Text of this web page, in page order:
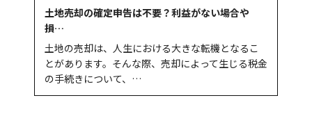
土地売却の確定申告は不要？利益がない場合や
損…
土地の売却は、人生における大きな転機となるこ
とがあります。そんな際、売却によって生じる税金
の手続きについて、…